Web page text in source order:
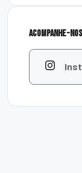
Acompanhe-nos